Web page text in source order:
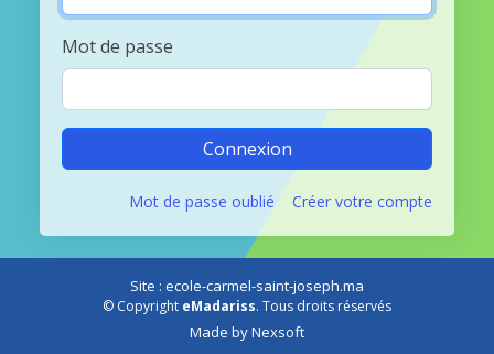
Mot de passe
Connexion
Mot de passe oublié Créer votre compte
Site : ecole-carmel-saint-joseph.ma
© Copyright eMadariss. Tous droits réservés
Made byNexsoft